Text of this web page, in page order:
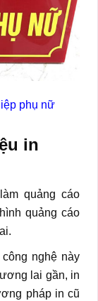
phụ nữ
in
quảng cáo
quảng cáo
nghệ này
lai gần, in
pháp in cũ